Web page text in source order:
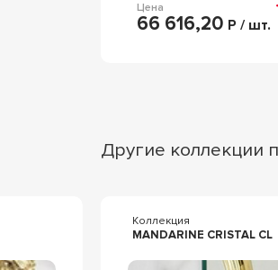
Цена
66 616,20 Р / шт.
Другие коллекции
Коллекция
MANDARINE CRISTAL CL